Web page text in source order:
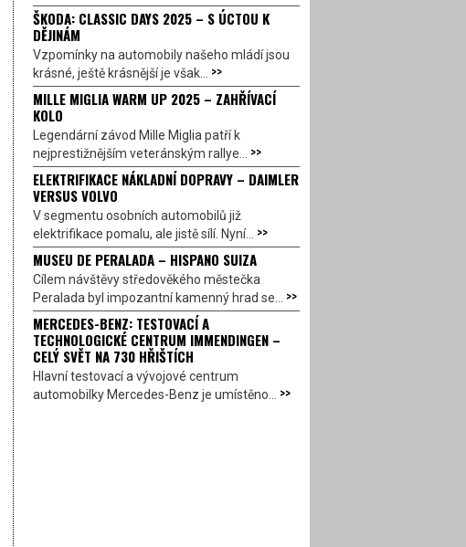
ŠKODA: CLASSIC DAYS 2025 – S ÚCTOU K
DĚJINÁM
Vzpomínky na automobily našeho mládí jsou
krásné, ještě krásnější je však... >>
MILLE MIGLIA WARM UP 2025 – ZAHŘÍVACÍ
KOLO
Legendární závod Mille Miglia patří k
nejprestižnějším veteránským rallye... >>
ELEKTRIFIKACE NÁKLADNÍ DOPRAVY – DAIMLER
VERSUS VOLVO
V segmentu osobních automobilů již
elektrifikace pomalu, ale jistě sílí. Nyní... >>
MUSEU DE PERALADA – HISPANO SUIZA
Cílem návštěvy středověkého městečka
Peralada byl impozantní kamenný hrad se... >>
MERCEDES-BENZ: TESTOVACÍ A
TECHNOLOGICKÉ CENTRUM IMMENDINGEN –
CELÝ SVĚT NA 730 HŘIŠTÍCH
Hlavní testovací a vývojové centrum
automobilky Mercedes-Benz je umístěno... >>